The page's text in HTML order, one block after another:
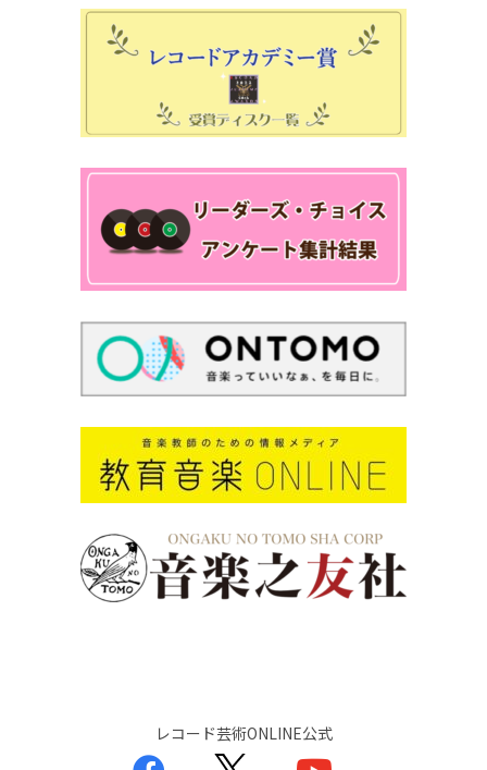
レコード芸術ONLINE公式